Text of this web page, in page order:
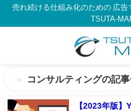
売れ続ける仕組み化のための 広
TSUTA-
コンサルティングの記
【2023年版